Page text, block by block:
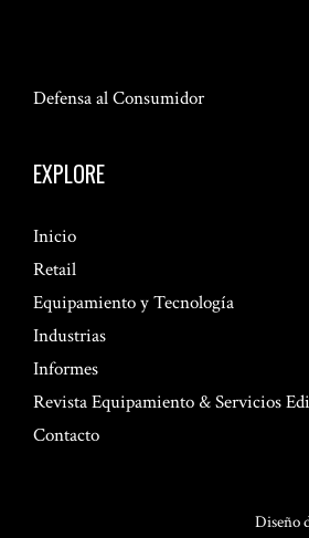
Defensa al Consumidor
EXPLORE
Inicio
Retail
Equipamiento y Tecnología
Industrias
Informes
Revista Equipamiento & Servicios
Contacto
Diseño